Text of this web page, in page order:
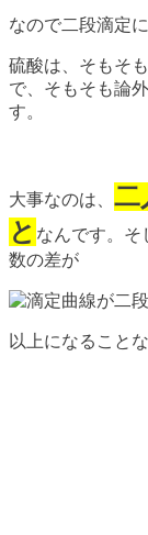
なので二段滴定
硫酸は、そもそ
で、そもそも論
す。
大事なのは、 二
と なんです。そ
数の差が
以上になること